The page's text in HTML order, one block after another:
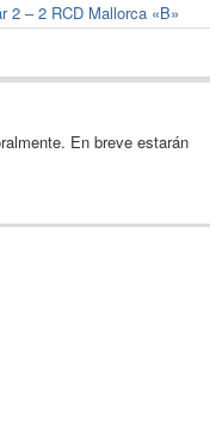
2 – 2 RCD Mallorca «B»
En breve estarán